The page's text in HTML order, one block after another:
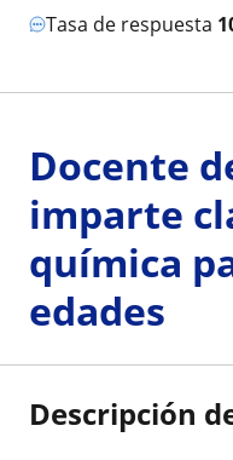
Tasa de respuesta
Docente
imparte
química
edades
Descripción